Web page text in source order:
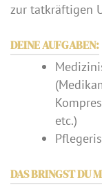
zur tatkräftigen
DEINE AUFGABEN:
etc.)
DAS BRINGST DU